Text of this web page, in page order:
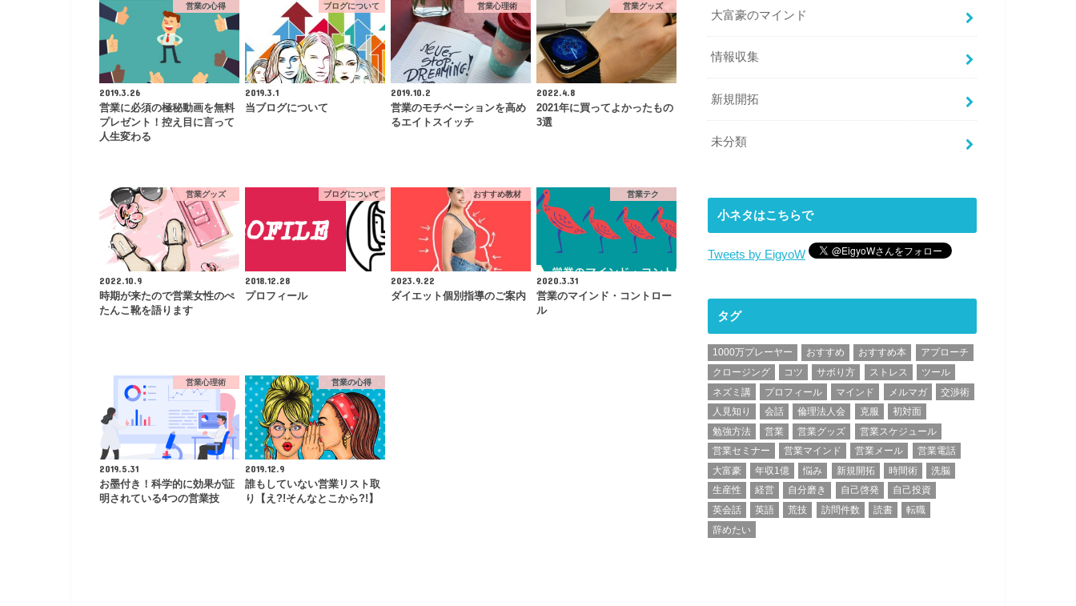
営業の心得
2019.3.26
営業に必須の極秘動画を無料
プレゼント！控え目に言って
人生変わる
ブログについて
2019.3.1
当ブログについて
営業心理術
2019.10.2
営業のモチベーションを高め
るエイトスイッチ
営業グッズ
2022.4.8
2021年に買ってよかったもの
3選
営業グッズ
2022.10.9
時期が来たので営業女性のぺ
たんこ靴を語ります
ブログについて
2018.12.28
プロフィール
おすすめ教材
2023.9.22
ダイエット個別指導のご案内
営業テク
2020.3.31
営業のマインド・コントロー
ル
営業心理術
2019.5.31
お墨付き！科学的に効果が証
明されている4つの営業技
営業の心得
2019.12.9
誰もしていない営業リスト取
り【え?!そんなとこから?!】
大富豪のマインド
情報収集
新規開拓
未分類
小ネタはこちらで
Tweets by EigyoW
タグ
1000万プレーヤー おすすめ おすすめ本
アプローチ
クロージング
コツ サボり方 ストレス
ツール
ネズミ講
プロフィール マインド メルマガ
交渉術
人見知り
会話 倫理法人会 克服
初対面
勉強方法
営業 営業グッズ
営業スケジュール
営業セミナー
営業マインド 営業メール
営業電話
大富豪
年収1億 悩み 新規開拓 時間術
洗脳
生産性
経営 自分磨き 自己啓発
自己投資
英会話
英語 荒技 訪問件数 読書
転職
辞めたい